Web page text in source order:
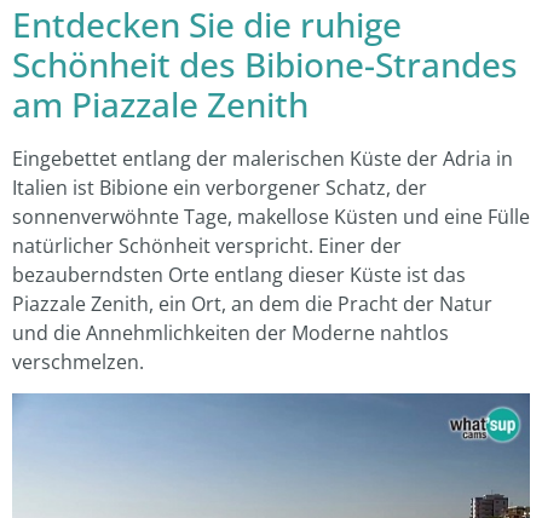
Entdecken Sie die ruhige
Schönheit des Bibione-Strandes
am Piazzale Zenith
Eingebettet entlang der malerischen Küste der Adria in
Italien ist Bibione ein verborgener Schatz, der
sonnenverwöhnte Tage, makellose Küsten und eine Fülle
natürlicher Schönheit verspricht. Einer der
bezauberndsten Orte entlang dieser Küste ist das
Piazzale Zenith, ein Ort, an dem die Pracht der Natur
und die Annehmlichkeiten der Moderne nahtlos
verschmelzen.